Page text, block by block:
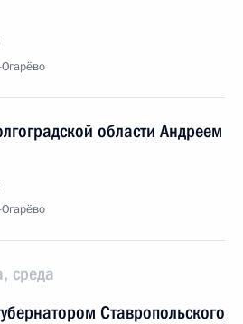
области Андреем
среда
Ставропольского